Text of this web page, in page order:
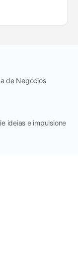
de Negócios
ideias e impulsione